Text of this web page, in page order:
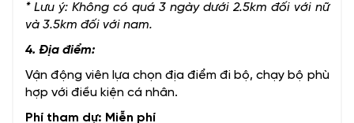
* Lưu ý: Không có quá 3 ngày dưới 2.5km đối với nữ
và 3.5km đối với nam.
4. Địa điểm:
Vận động viên lựa chọn địa điểm đi bộ, chạy bộ phù
hợp với điều kiện cá nhân.
Phí tham dự: Miễn phí